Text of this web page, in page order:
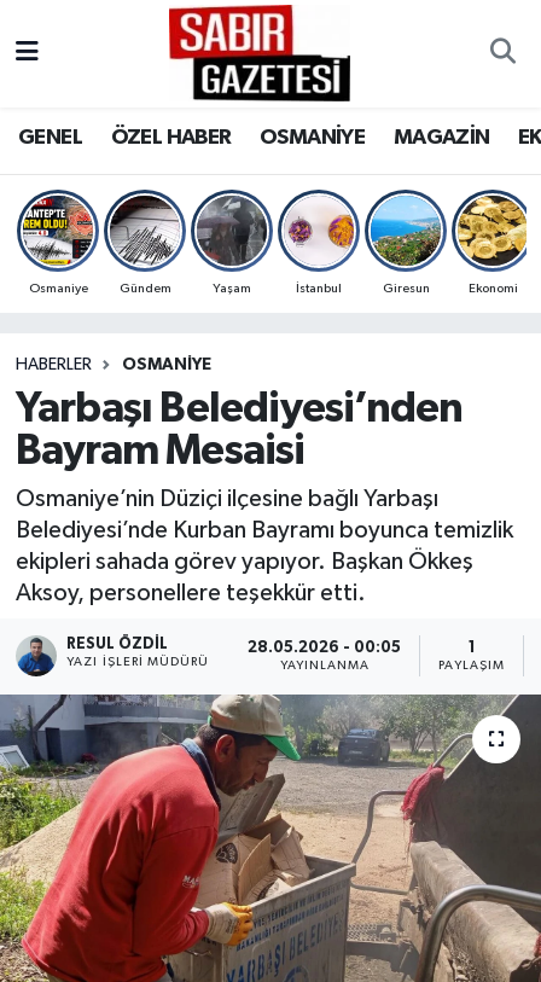
GENEL ÖZEL HABER OSMANİYE MAGAZİN
Osmaniye Gündem Yaşam İstanbul Giresun Ekonomi
HABERLER OSMANIYE
Yarbaşı Belediyesi’nden
Bayram Mesaisi
Osmaniye’nin Düziçi ilçesine bağlı Yarbaşı
Belediyesi’nde Kurban Bayramı boyunca temizlik
ekipleri sahada görev yapıyor. Başkan Ökkeş
Aksoy, personellere teşekkür etti.
RESUL ÖZDIL
YAZI İŞLERI MÜDÜRÜ
28.05.2026 - 00:05
YAYINLANMA
1
PAYLAŞIM
OSMANİYE
MAGAZİN
SPOR
RESMİ İLANLAR
Osmaniye Nöbetçi Eczaneler
Osmaniye Trafik Yoğunluk Haritası
Süper Lig Puan Durumu ve Fikstür
Son Dakika Haberleri
Haber Arşivi